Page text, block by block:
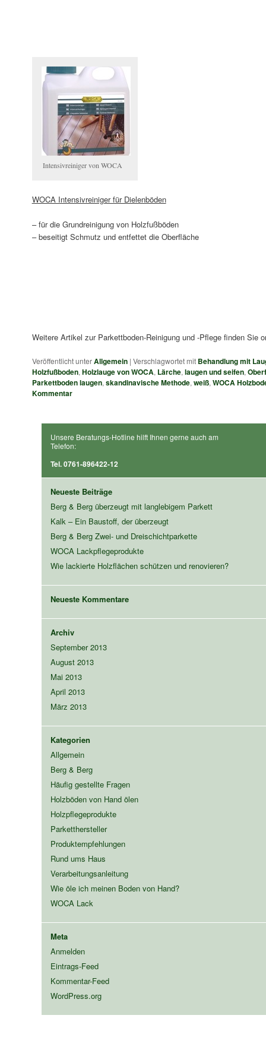
Intensivreiniger von WOCA
WOCA Intensivreiniger für Dielenböden
– für die Grundreinigung von Holzfußböden
– beseitigt Schmutz und entfettet die Oberfläche
Weitere Artikel zur Parkettboden-Reinigung und -Pflege finden Sie
Veröffentlicht unterAllgemein | Verschlagwortet mit Behandlung mit
Holzfußboden, Holzlauge von WOCA, Lärche, laugen und seifen,
Parkettboden laugen, skandinavische Methode, weiß, WOCA
Kommentar
Unsere Beratungs-Hotline hilft Ihnen gerne auch am
Telefon:
Tel. 0761-896422-12
Neueste Beiträge
Berg & Berg überzeugt mit langlebigem Parkett
Kalk – Ein Baustoff, der überzeugt
Berg & Berg Zwei- und Dreischichtparkette
WOCA Lackpflegeprodukte
Wie lackierte Holzflächen schützen und renovieren?
Neueste Kommentare
Archiv
September 2013
August 2013
Mai 2013
April 2013
März 2013
Kategorien
Allgemein
Berg & Berg
Häufig gestellte Fragen
Holzböden von Hand ölen
Holzpflegeprodukte
Parketthersteller
Produktempfehlungen
Rund ums Haus
Verarbeitungsanleitung
Wie öle ich meinen Boden von Hand?
WOCA Lack
Meta
Anmelden
Eintrags-Feed
Kommentar-Feed
WordPress.org